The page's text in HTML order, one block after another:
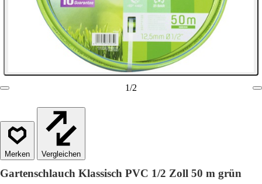
1/2
Vergleichen
Gartenschlauch Klassisch PVC 1/2 Zoll 50 m grün